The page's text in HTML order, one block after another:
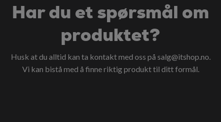
Har du et spørsmål om
produktet?
Husk at du alltid kan ta kontakt med oss på salg@itshop.no.
Vi kan bistå med å finne riktig produkt til ditt formål.